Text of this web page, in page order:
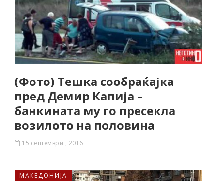
(Фото) Тешка сообраќајка
пред Демир Капија –
банкината му го пресекла
возилото на половина
15 септември , 2016
МАКЕДОНИЈА